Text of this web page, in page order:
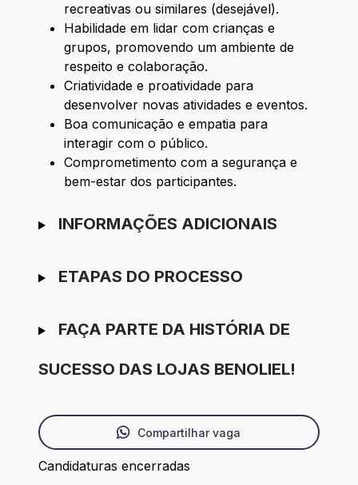
recreativas ou similares (desejável).
Habilidade em lidar com crianças e
grupos, promovendo um ambiente de
respeito e colaboração.
Criatividade e proatividade para
desenvolver novas atividades e eventos.
Boa comunicação e empatia para
interagir com o público.
Comprometimento com a segurança e
bem-estar dos participantes.
INFORMAÇÕES ADICIONAIS
ETAPAS DO PROCESSO
FAÇA PARTE DA HISTÓRIA DE
SUCESSO DAS LOJAS BENOLIEL!
Compartilhar vaga
Candidaturas encerradas